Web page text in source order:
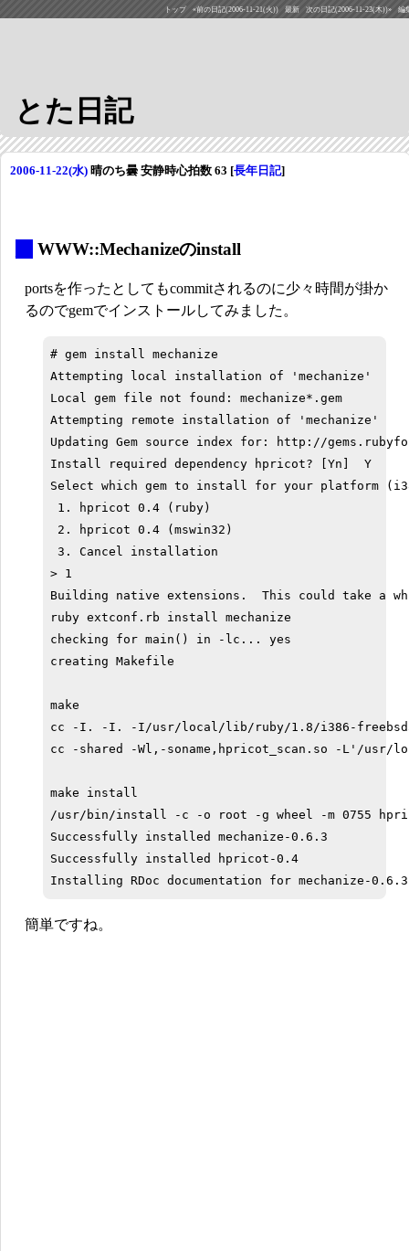
トップ «前の日記(2006-11-21(火)) 最新 次の日記(2006-11-23(木))» 編
とた日記
2006-11-22(水) 晴のち曇 安静時心拍数 63 [長年日記]
WWW::Mechanizeのinstall
portsを作ったとしてもcommitされるのに少々時間が掛か
るのでgemでインストールしてみました。
# gem install mechanize
Attempting local installation of 'mechanize'
Local gem file not found: mechanize*.gem
Attempting remote installation of 'mechanize'
Updating Gem source index for: http://
Install required dependency hpricot? [Yn]  Y
Select which gem to install for your platform
1. hpricot 0.4 (ruby)
2. hpricot 0.4 (mswin32)
3. Cancel installation
> 1
Building native extensions.  This could take a
ruby extconf.rb install mechanize
checking for main() in -lc... yes
creating Makefile
make
cc -I. -I. -I/usr/local/lib/ruby/1.8/i386-
cc -shared -Wl,-soname,hpricot_scan.so -L'/
make install
/usr/bin/install -c -o root -g wheel -m 0755
Successfully installed mechanize-0.6.3
Successfully installed hpricot-0.4
簡単ですね。